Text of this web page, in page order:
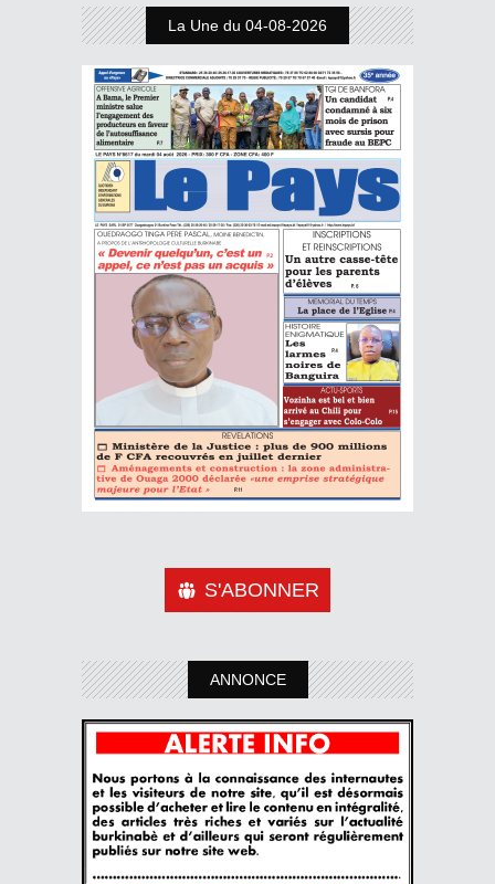
La Une du 04-08-2026
S'ABONNER
ANNONCE